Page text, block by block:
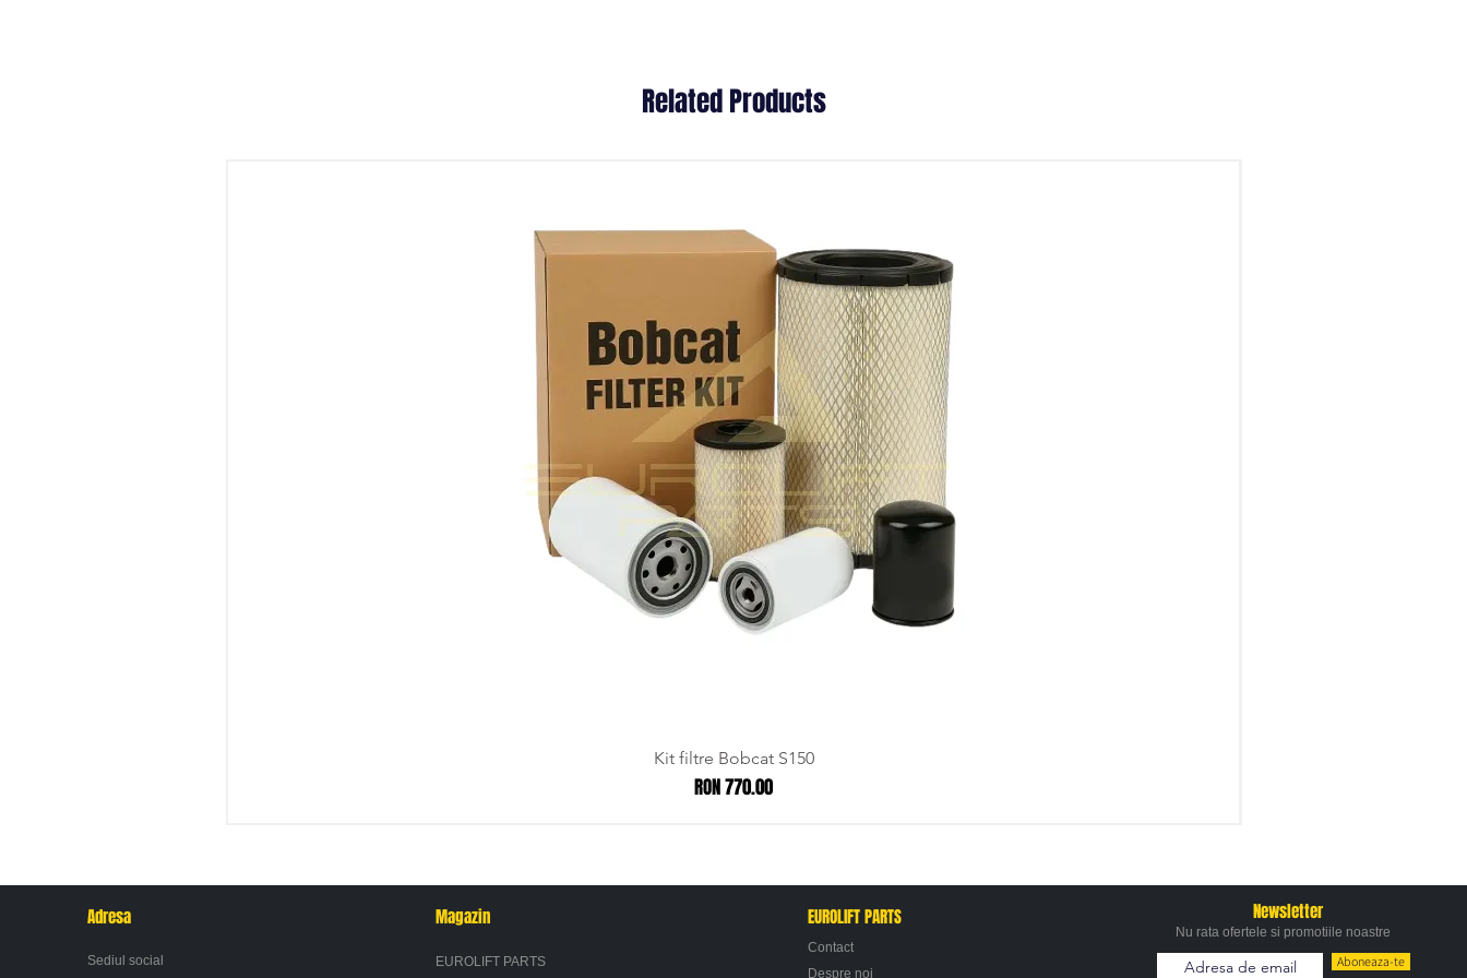
Related Products
Kit filtre Bobcat S150
Price
RON 770.00
Adresa
Sediul social
Magazin
EUROLIFT PARTS
EUROLIFT PARTS
Contact
Despre noi
Newsletter
Nu rata ofertele si promotiile noastre
Aboneaza-te